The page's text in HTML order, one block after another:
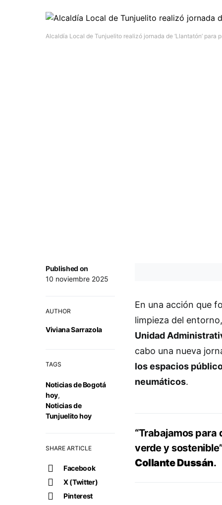
Alcaldía Local de Tunjuelito realizó jornada de ‘Llantatón’
Published on
10 noviembre 2025
AUTHOR
Viviana Sarrazola
TAGS
Noticias de Bogotá
hoy,
Noticias de
Tunjuelito hoy
SHARE ARTICLE
Facebook
X (Twitter)
Pinterest
En una acción que
limpieza del
Unidad
cabo una nueva
los espacios
neumáticos.
“Trabajamos para
verde y
Collante Dussán.